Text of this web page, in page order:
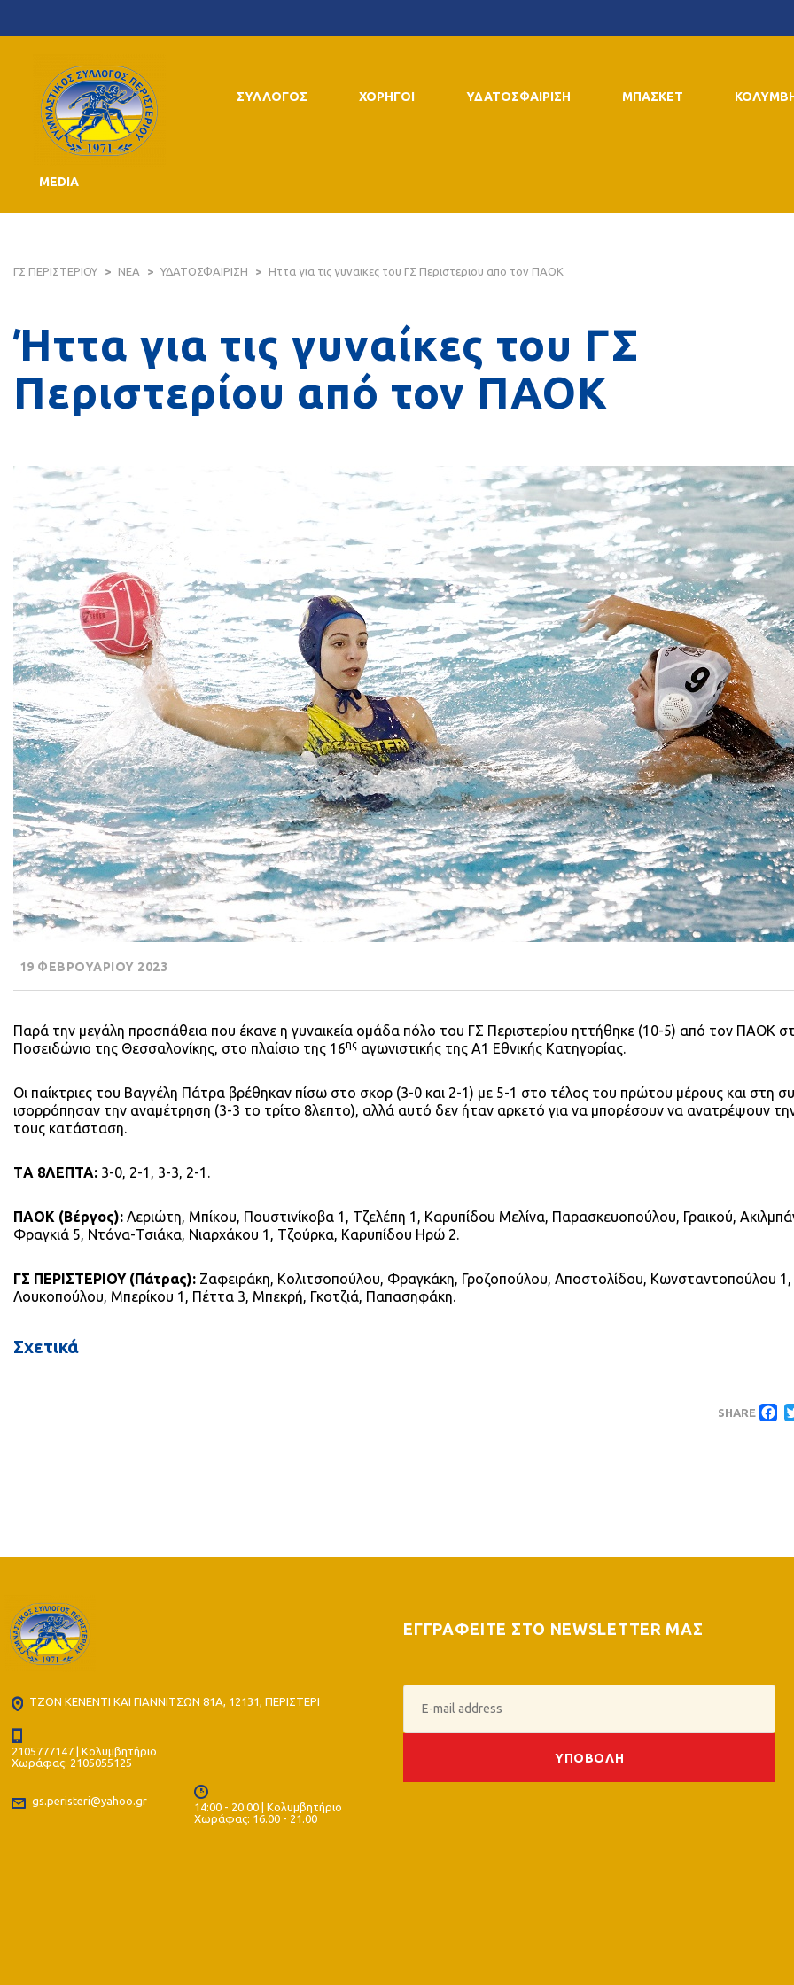
ΣΥΛΛΟΓΟΣ ΧΟΡΗΓΟΙ ΥΔΑΤΟΣΦΑΙΡΙΣΗ ΜΠΑΣΚΕΤ
MEDIA
ΓΣ ΠΕΡΙΣΤΕΡΙΟΥ > ΝΕΑ > ΥΔΑΤΟΣΦΑΙΡΙΣΗ > Ηττα για τις γυναικες του ΓΣ Περιστεριου απο τον ΠΑΟΚ
Ήττα για τις γυναίκες του ΓΣ
Περιστερίου από τον ΠΑΟΚ
19 ΦΕΒΡΟΥΑΡΙΟΥ 2023
Παρά την μεγάλη προσπάθεια που έκανε η γυναικεία ομάδα πόλο του ΓΣ Περιστερίου ηττήθηκε (10-5) από τον ΠΑΟΚ
Ποσειδώνιο της Θεσσαλονίκης, στο πλαίσιο της 16ης αγωνιστικής της Α1 Εθνικής Κατηγορίας.
Οι παίκτριες του Βαγγέλη Πάτρα βρέθηκαν πίσω στο σκορ (3-0 και 2-1) με 5-1 στο τέλος του πρώτου μέρους και στη
ισορρόπησαν την αναμέτρηση (3-3 το τρίτο 8λεπτο), αλλά αυτό δεν ήταν αρκετό για να μπορέσουν να ανατρέψουν
τους κατάσταση.
ΤA 8ΛΕΠΤΑ: 3-0, 2-1, 3-3, 2-1.
ΠΑΟΚ (Βέργος): Λεριώτη, Μπίκου, Πουστινίκοβα 1, Τζελέπη 1, Καρυπίδου Μελίνα, Παρασκευοπούλου, Γραικού,
Φραγκιά 5, Ντόνα-Τσιάκα, Νιαρχάκου 1, Τζούρκα, Καρυπίδου Ηρώ 2.
ΓΣ ΠΕΡΙΣΤΕΡΙΟΥ (Πάτρας): Ζαφειράκη, Κολιτσοπούλου, Φραγκάκη, Γροζοπούλου, Αποστολίδου, Κωνσταντοπούλου 1,
Λουκοπούλου, Μπερίκου 1, Πέττα 3, Μπεκρή, Γκοτζιά, Παπασηφάκη.
Σχετικά
SHARE
ΤΖΟΝ ΚΕΝΕΝΤΙ ΚΑΙ ΓΙΑΝΝΙΤΣΩΝ 81Α, 12131, ΠΕΡΙΣΤΕΡΙ
2105777147 | Κολυμβητήριο
Χωράφας: 2105055125
gs.peristeri@yahoo.gr
14:00 - 20:00 | Κολυμβητήριο
Χωράφας: 16.00 - 21.00
ΕΓΓΡΑΦΕΙΤΕ ΣΤΟ NEWSLETTER ΜΑΣ